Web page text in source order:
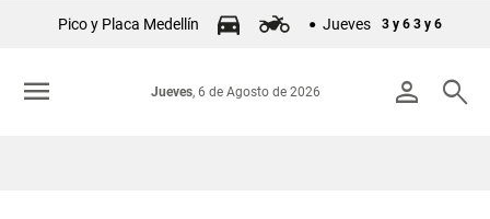
Colombia
Pico y Placa Medellín Jueves 3 y 6 3 y 6
person search
Jueves, 6 de Agosto de 2026
menu